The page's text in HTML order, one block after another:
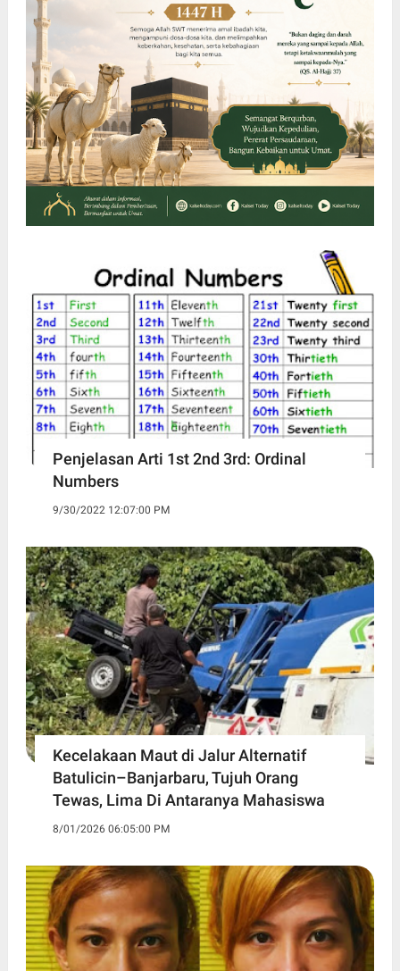
Penjelasan Arti 1st 2nd 3rd: Ordinal
Numbers
9/30/2022 12:07:00 PM
Kecelakaan Maut di Jalur Alternatif
Batulicin–Banjarbaru, Tujuh Orang
Tewas, Lima Di Antaranya Mahasiswa
8/01/2026 06:05:00 PM